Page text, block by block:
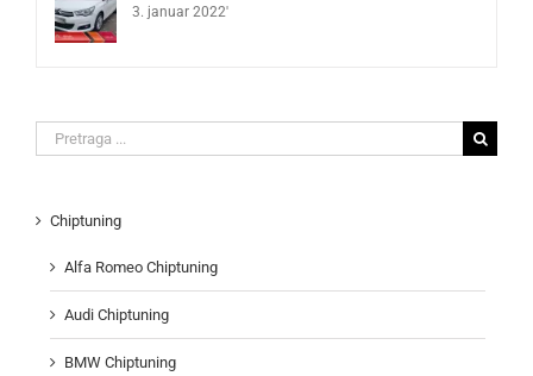
3. januar 2022'
Search
for:
Chiptuning
Alfa Romeo Chiptuning
Audi Chiptuning
BMW Chiptuning